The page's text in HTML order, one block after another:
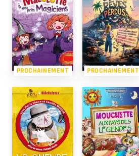
PROCHAINEMENT PROCHAINEMENT